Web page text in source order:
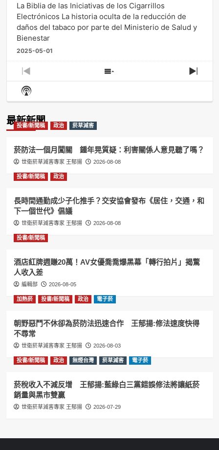
La Biblia de las Iniciativas de los Cigarrillos
Electrónicos La historia oculta de la reducción de
daños del tabaco por parte del Ministerio de Salud y
Bienestar
2025-05-01
Previous
Episode
Show
Episodes
Next
Show
Podcast
最新新聞
投書/新聞稿 政治 菸草減害
菸防法一個月闖關 鍾年晃質疑：利害關係人意見聽了嗎？
世衛菸草減害專家 王郁揚 2026-08-08
投書/新聞稿 政治
長時間通勤成少子化推手？交安協會發布《居住，交通，和
下一個世代》倡議
世衛菸草減害專家 王郁揚 2026-08-08
投書/新聞稿
酒店紅牌週賺20萬！AV女優喬喬爆黑幕「轉行拍片」揭驚
人收入差
編輯部 2026-08-05
加熱菸 投書/新聞稿 政治 電子菸
朝野惡鬥不休卻為菸防法迅速合作 王郁揚:修法速度快得
不尋常
世衛菸草減害專家 王郁揚 2026-08-03
投書/新聞稿 政治 無煙台灣 菸草減害 電子菸
菸稅收入不減反增 王郁揚:藍綠白三黨錯誤修法將讓紙菸
銷量與黑市雙贏
世衛菸草減害專家 王郁揚 2026-07-29